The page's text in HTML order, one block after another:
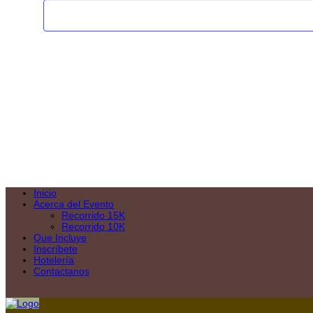
Inicio
Acerca del Evento
Recorrido 15K
Recorrido 10K
Que Incluye
Inscríbete
Hotelería
Contactanos